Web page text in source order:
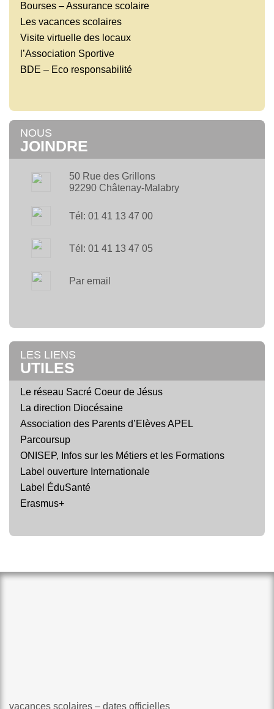
Bourses – Assurance scolaire
Les vacances scolaires
Visite virtuelle des locaux
l’Association Sportive
BDE – Eco responsabilité
NOUS
JOINDRE
50 Rue des Grillons
92290 Châtenay-Malabry
Tél: 01 41 13 47 00
Tél: 01 41 13 47 05
Par email
LES LIENS
UTILES
Le réseau Sacré Coeur de Jésus
La direction Diocésaine
Association des Parents d’Elèves APEL
Parcoursup
ONISEP, Infos sur les Métiers et les Formations
Label ouverture Internationale
Label ÉduSanté
Erasmus+
vacances scolaires – dates officielles